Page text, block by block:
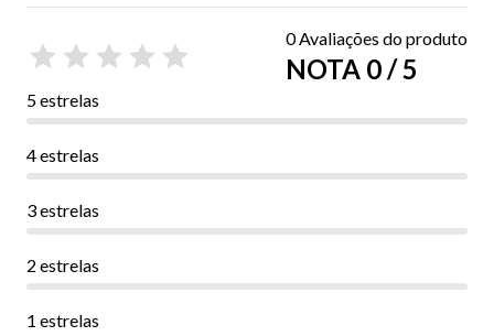
0 Avaliações do produto
NOTA 0 / 5
5 estrelas
4 estrelas
3 estrelas
2 estrelas
1 estrelas